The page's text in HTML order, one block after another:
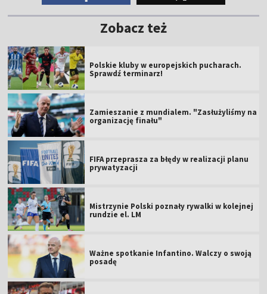
Zobacz też
Polskie kluby w europejskich pucharach.
Sprawdź terminarz!
Zamieszanie z mundialem. "Zasłużyliśmy na
organizację finału"
FIFA przeprasza za błędy w realizacji planu
prywatyzacji
Mistrzynie Polski poznały rywalki w kolejnej
rundzie el. LM
Ważne spotkanie Infantino. Walczy o swoją
posadę